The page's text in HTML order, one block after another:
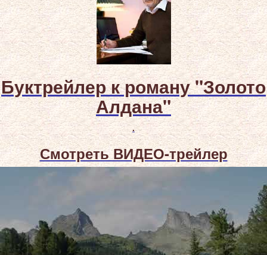
Буктрейлер к роману "Золото
Алдана"
.
Смотреть ВИДЕО-трейлер